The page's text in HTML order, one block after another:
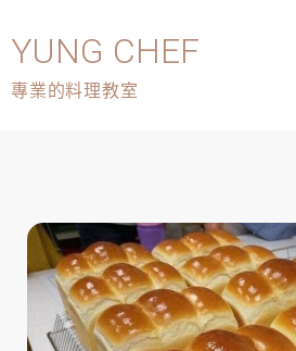
YUNG CHEF
專業的料理教室